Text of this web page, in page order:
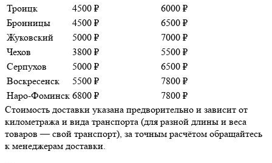
Троицк
4500 ₽
6000 ₽
Бронницы
4500 ₽
6500 ₽
Жуковский
5000 ₽
7000 ₽
Чехов
3800 ₽
5500 ₽
Серпухов
5000 ₽
6500 ₽
Воскресенск
5500 ₽
7800 ₽
Наро-Фоминск 6800 ₽
7800 ₽
Стоимость доставки указана предворительно и зависит от
километража и вида транспорта (для разной длины и веса
товаров — свой транспорт), за точным расчётом обращайтесь
к менеджерам доставки.